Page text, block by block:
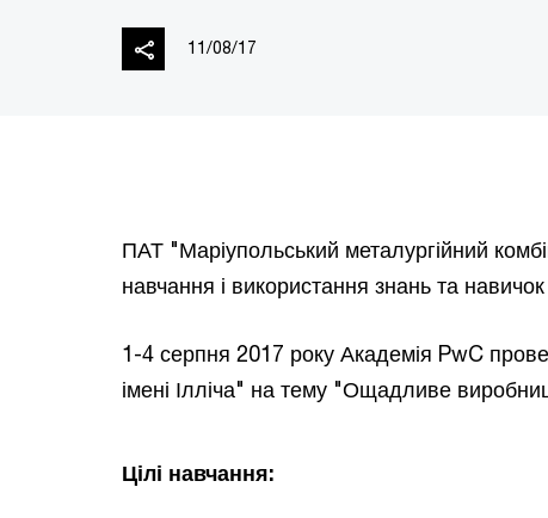
11/08/17
ПАТ "Маріупольський металургійний
навчання і використання знань та навичок
1-4 серпня 2017 року Академія PwC
імені Ілліча" на тему "Ощадливе
Цілі навчання: